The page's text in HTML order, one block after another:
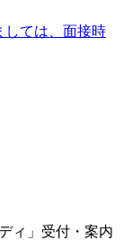
しては、面接時
ィ」受付・案内